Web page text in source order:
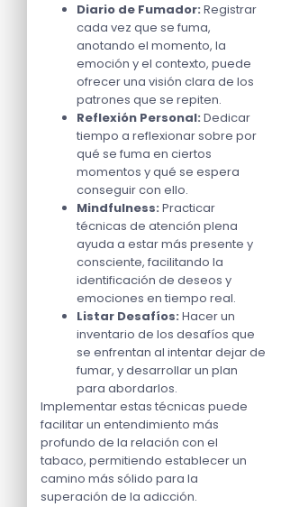
Diario de Fumador: Registrar
cada vez que se fuma,
anotando el momento, la
emoción y el contexto, puede
ofrecer una visión clara de los
patrones que se repiten.
Reflexión Personal: Dedicar
tiempo a reflexionar sobre por
qué se fuma en ciertos
momentos y qué se espera
conseguir con ello.
Mindfulness: Practicar
técnicas de atención plena
ayuda a estar más presente y
consciente, facilitando la
identificación de deseos y
emociones en tiempo real.
Listar Desafíos: Hacer un
inventario de los desafíos que
se enfrentan al intentar dejar de
fumar, y desarrollar un plan
para abordarlos.
Implementar estas técnicas puede
facilitar un entendimiento más
profundo de la relación con el
tabaco, permitiendo establecer un
camino más sólido para la
superación de la adicción.